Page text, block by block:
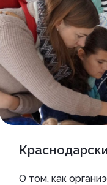
О том, как